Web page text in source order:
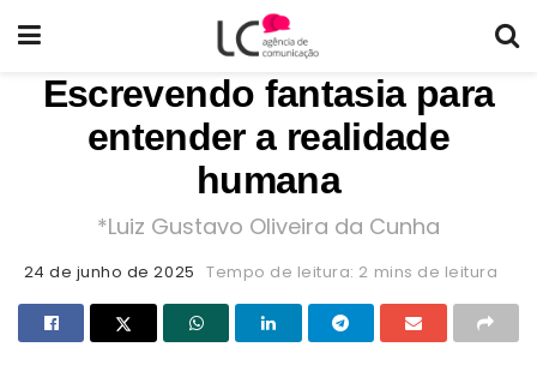
Escrevendo fantasia para
entender a realidade
humana
*Luiz Gustavo Oliveira da Cunha
24 de junho de 2025 Tempo de leitura: 2 mins de leitura